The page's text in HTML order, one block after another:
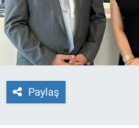
Paylaş